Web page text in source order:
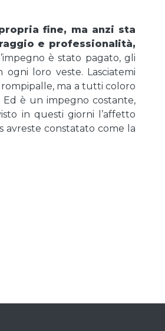
fine, ma anzi sta
e professionalità,
è stato pagato, gli
loro veste. Lasciatemi
rompipalle, ma a tutti coloro
è un impegno costante,
in questi giorni l’affetto
avreste constatato come la